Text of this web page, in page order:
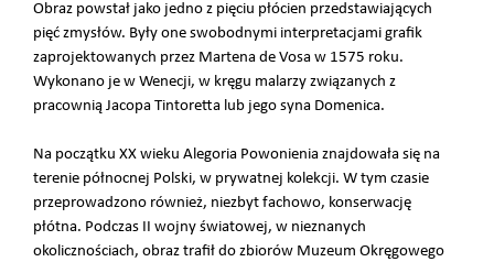
Obraz powstał jako jedno z pięciu płócien przedstawiających
pięć zmysłów. Były one swobodnymi interpretacjami grafik
zaprojektowanych przez Martena de Vosa w 1575 roku.
Wykonano je w Wenecji, w kręgu malarzy związanych z
pracownią Jacopa Tintoretta lub jego syna Domenica.
Na początku XX wieku Alegoria Powonienia znajdowała się na
terenie północnej Polski, w prywatnej kolekcji. W tym czasie
przeprowadzono również, niezbyt fachowo, konserwację
płótna. Podczas II wojny światowej, w nieznanych
okolicznościach, obraz trafił do zbiorów Muzeum Okręgowego